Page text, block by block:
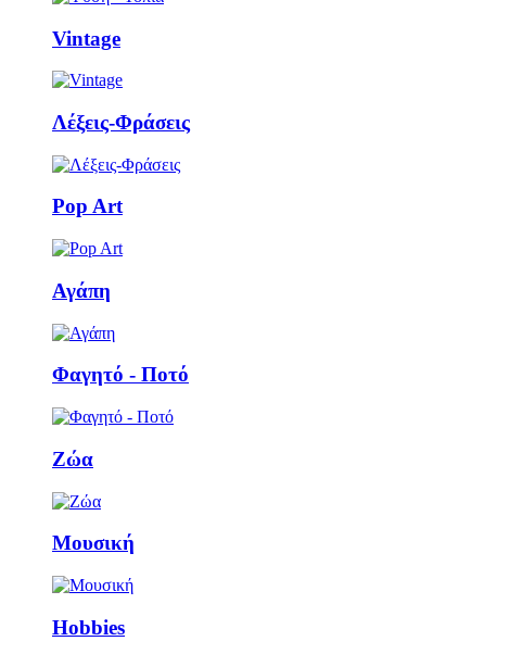
Vintage
Λέξεις-Φράσεις
Pop Art
Αγάπη
Φαγητό - Ποτό
Ζώα
Μουσική
Ηobbies